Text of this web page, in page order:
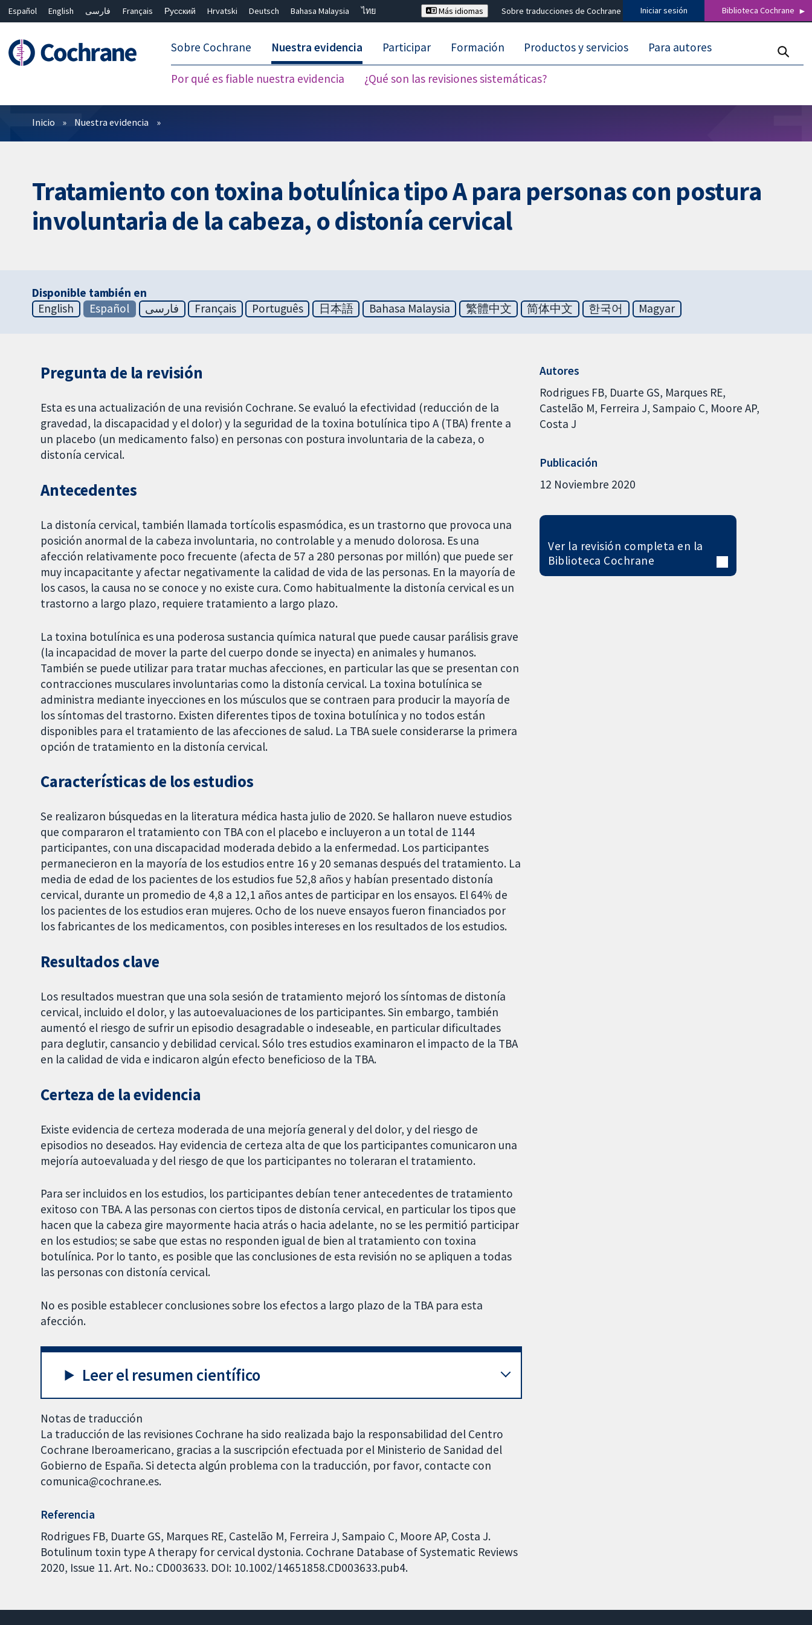
Español English فارسی Français Русский Hrvatski Deutsch Bahasa Malaysia
ไทย
Más idiomas Sobre traducciones de Cochrane Iniciar sesión Biblioteca Cochrane
Sobre Cochrane Nuestra evidencia
Por qué es fiable nuestra evidencia ¿Qué son las revisiones sistemáticas?
Participar Formación Productos y servicios Para autores
Filtros
Inicio Nuestra evidencia
Tratamiento con toxina botulínica tipo A para personas con postura
involuntaria de la cabeza, o distonía cervical
Disponible también en
English
Español فارسی Français Português 日本語 Bahasa Malaysia 繁體中文 简体中文 한국어 Magyar
Pregunta de la revisión
Esta es una actualización de una revisión Cochrane. Se evaluó la efectividad (reducción de la
gravedad, la discapacidad y el dolor) y la seguridad de la toxina botulínica tipo A (TBA) frente a
un placebo (un medicamento falso) en personas con postura involuntaria de la cabeza, o
distonía cervical.
Antecedentes
La distonía cervical, también llamada tortícolis espasmódica, es un trastorno que provoca una
posición anormal de la cabeza involuntaria, no controlable y a menudo dolorosa. Es una
afección relativamente poco frecuente (afecta de 57 a 280 personas por millón) que puede ser
muy incapacitante y afectar negativamente la calidad de vida de las personas. En la mayoría de
los casos, la causa no se conoce y no existe cura. Como habitualmente la distonía cervical es un
trastorno a largo plazo, requiere tratamiento a largo plazo.
La toxina botulínica es una poderosa sustancia química natural que puede causar parálisis grave
(la incapacidad de mover la parte del cuerpo donde se inyecta) en animales y humanos.
También se puede utilizar para tratar muchas afecciones, en particular las que se presentan con
contracciones musculares involuntarias como la distonía cervical. La toxina botulínica se
administra mediante inyecciones en los músculos que se contraen para producir la mayoría de
los síntomas del trastorno. Existen diferentes tipos de toxina botulínica y no todos están
disponibles para el tratamiento de las afecciones de salud. La TBA suele considerarse la primera
opción de tratamiento en la distonía cervical.
Características de los estudios
Se realizaron búsquedas en la literatura médica hasta julio de 2020. Se hallaron nueve estudios
que compararon el tratamiento con TBA con el placebo e incluyeron a un total de 1144
participantes, con una discapacidad moderada debido a la enfermedad. Los participantes
permanecieron en la mayoría de los estudios entre 16 y 20 semanas después del tratamiento. La
media de edad de los pacientes de los estudios fue 52,8 años y habían presentado distonía
cervical, durante un promedio de 4,8 a 12,1 años antes de participar en los ensayos. El 64% de
los pacientes de los estudios eran mujeres. Ocho de los nueve ensayos fueron financiados por
los fabricantes de los medicamentos, con posibles intereses en los resultados de los estudios.
Resultados clave
Los resultados muestran que una sola sesión de tratamiento mejoró los síntomas de distonía
cervical, incluido el dolor, y las autoevaluaciones de los participantes. Sin embargo, también
aumentó el riesgo de sufrir un episodio desagradable o indeseable, en particular dificultades
para deglutir, cansancio y debilidad cervical. Sólo tres estudios examinaron el impacto de la TBA
en la calidad de vida e indicaron algún efecto beneficioso de la TBA.
Certeza de la evidencia
Existe evidencia de certeza moderada de una mejoría general y del dolor, y del riesgo de
episodios no deseados. Hay evidencia de certeza alta de que los participantes comunicaron una
mejoría autoevaluada y del riesgo de que los participantes no toleraran el tratamiento.
Para ser incluidos en los estudios, los participantes debían tener antecedentes de tratamiento
exitoso con TBA. A las personas con ciertos tipos de distonía cervical, en particular los tipos que
hacen que la cabeza gire mayormente hacia atrás o hacia adelante, no se les permitió participar
en los estudios; se sabe que estas no responden igual de bien al tratamiento con toxina
botulínica. Por lo tanto, es posible que las conclusiones de esta revisión no se apliquen a todas
las personas con distonía cervical.
No es posible establecer conclusiones sobre los efectos a largo plazo de la TBA para esta
afección.
Leer el resumen científico
Notas de traducción
La traducción de las revisiones Cochrane ha sido realizada bajo la responsabilidad del Centro
Cochrane Iberoamericano, gracias a la suscripción efectuada por el Ministerio de Sanidad del
Gobierno de España. Si detecta algún problema con la traducción, por favor, contacte con
comunica@cochrane.es.
Referencia
Rodrigues FB, Duarte GS, Marques RE, Castelão M, Ferreira J, Sampaio C, Moore AP, Costa J.
Botulinum toxin type A therapy for cervical dystonia. Cochrane Database of Systematic Reviews
2020, Issue 11. Art. No.: CD003633. DOI: 10.1002/14651858.CD003633.pub4.
Autores
Rodrigues FB Duarte GS Marques RE
Castelão M Ferreira J Sampaio C Moore AP
Costa J
Publicación
12 Noviembre 2020
Ver la revisión completa en la
Biblioteca Cochrane